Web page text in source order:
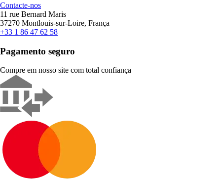
Contacte-nos
11 rue Bernard Maris
37270 Montlouis-sur-Loire, França
+33 1 86 47 62 58
Pagamento seguro
Compre em nosso site com total confiança